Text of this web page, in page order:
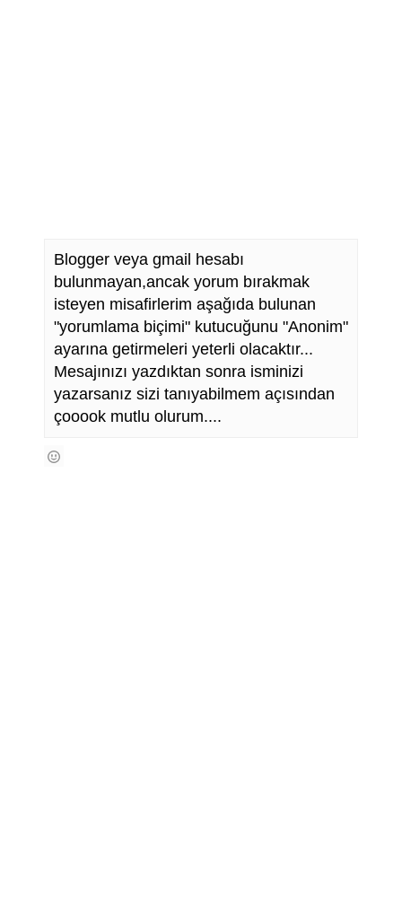
Blogger veya gmail hesabı
bulunmayan,ancak yorum bırakmak
isteyen misafirlerim aşağıda bulunan
"yorumlama biçimi" kutucuğunu "Anonim"
ayarına getirmeleri yeterli olacaktır...
Mesajınızı yazdıktan sonra isminizi
yazarsanız sizi tanıyabilmem açısından
çooook mutlu olurum....